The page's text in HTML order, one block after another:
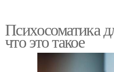
Психосоматика
что это такое